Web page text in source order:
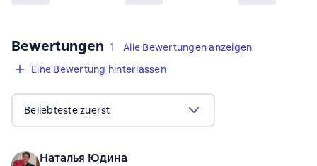
Bewertungen 1 Bewertung
1
Alle Bewertungen anzeigen
Eine Bewertung hinterlassen
Beliebteste zuerst
Наталья Юдина